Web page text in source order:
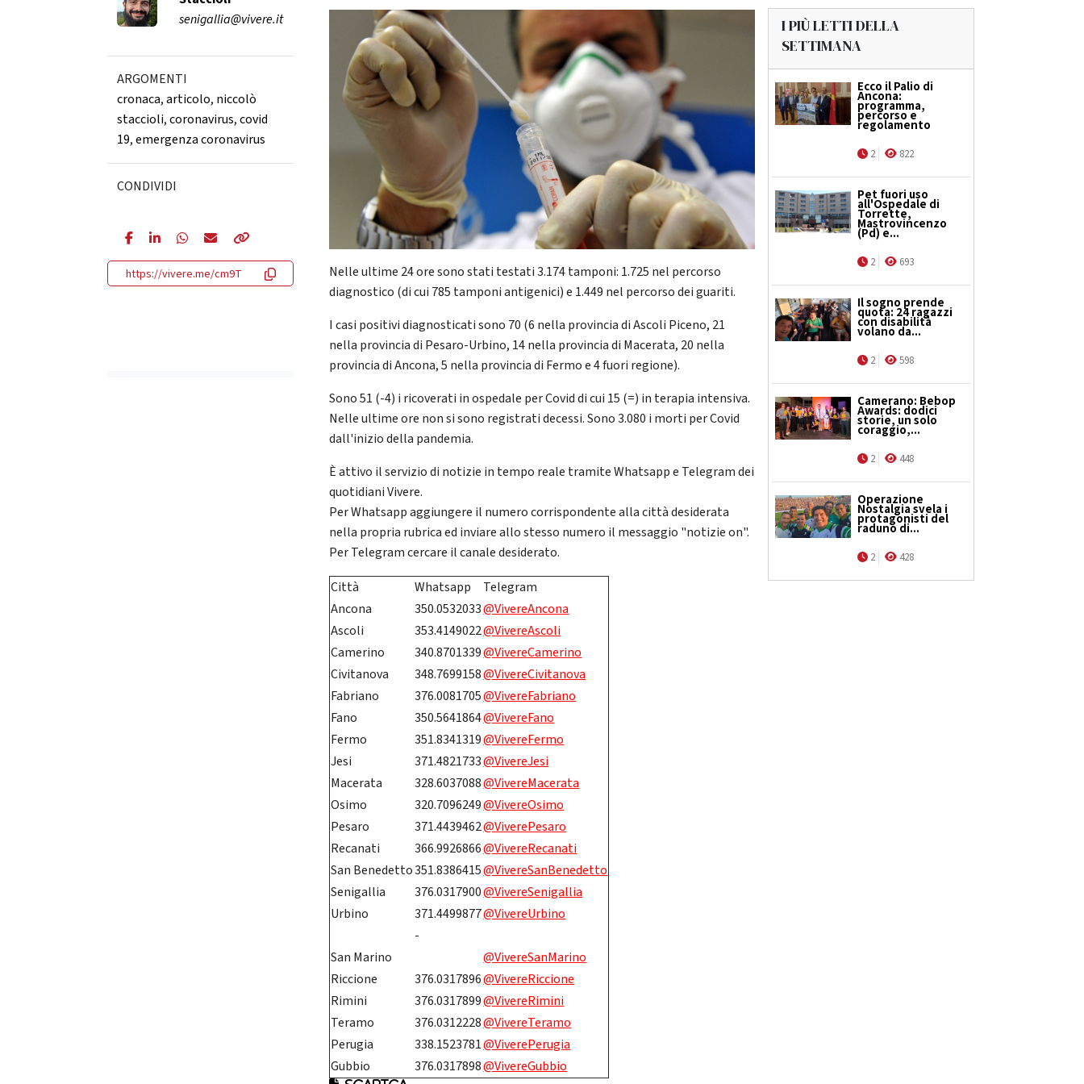
senigallia@vivere.it
ARGOMENTI
cronaca,articolo, niccolò
staccioli,coronavirus,covid
19,emergenza coronavirus
CONDIVIDI
https://vivere.me/cm9T
Nelle ultime 24 ore sono stati testati 3.174 tamponi: 1.725 nel percorso
diagnostico (di cui 785 tamponi antigenici) e 1.449 nel percorso dei guariti.
I casi positivi diagnosticati sono 70 (6 nella provincia di Ascoli Piceno, 21
nella provincia di Pesaro-Urbino, 14 nella provincia di Macerata, 20 nella
provincia di Ancona, 5 nella provincia di Fermo e 4 fuori regione).
Sono 51 (-4) i ricoverati in ospedale per Covid di cui 15 (=) in terapia intensiva.
Nelle ultime ore non si sono registrati decessi. Sono 3.080 i morti per Covid
dall'inizio della pandemia.
È attivo il servizio di notizie in tempo reale tramite Whatsapp e Telegram dei
quotidiani Vivere.
Per Whatsapp aggiungere il numero corrispondente alla città desiderata
nella propria rubrica ed inviare allo stesso numero il messaggio "notizie on".
Per Telegram cercare il canale desiderato.
Città
Whatsapp
Telegram
Ancona
350.0532033@VivereAncona
Ascoli
353.4149022@VivereAscoli
Camerino
340.8701339@VivereCamerino
Civitanova
348.7699158@VivereCivitanova
Fabriano
376.0081705@VivereFabriano
Fano
350.5641864@VivereFano
Fermo
351.8341319@VivereFermo
Jesi
371.4821733@VivereJesi
Macerata
328.6037088@VivereMacerata
Osimo
320.7096249@VivereOsimo
Pesaro
371.4439462@ViverePesaro
Recanati
366.9926866@VivereRecanati
San Benedetto351.8386415@VivereSanBenedetto
Senigallia
376.0317900@VivereSenigallia
Urbino
371.4499877@VivereUrbino
-
San Marino
@VivereSanMarino
Riccione
376.0317896@VivereRiccione
Rimini
376.0317899@VivereRimini
Teramo
376.0312228@VivereTeramo
Perugia
338.1523781@ViverePerugia
Gubbio
376.0317898@VivereGubbio
I PIÙ LETTI DELLA
SETTIMANA
Ecco il Palio di
Ancona:
programma,
percorso e
regolamento
2 822
Pet fuori uso
all'Ospedale di
Torrette,
Mastrovincenzo
(Pd) e...
2 693
Il sogno prende
quota: 24 ragazzi
con disabilità
volano da...
2 598
Camerano: Bebop
Awards: dodici
storie, un solo
coraggio,...
2 448
Operazione
Nostalgia svela i
protagonisti del
raduno di...
2 428